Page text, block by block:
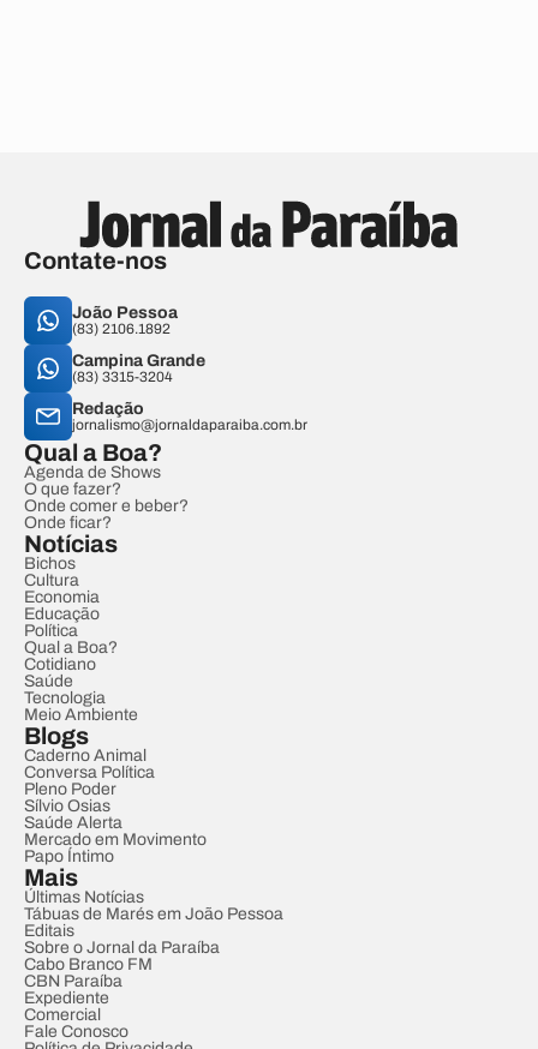
Contate-nos
João Pessoa
(83) 2106.1892
Campina Grande
(83) 3315-3204
Redação
jornalismo@jornaldaparaiba.com.br
Qual a Boa?
Agenda de Shows
O que fazer?
Onde comer e beber?
Onde ficar?
Notícias
Bichos
Cultura
Economia
Educação
Política
Qual a Boa?
Cotidiano
Saúde
Tecnologia
Meio Ambiente
Blogs
Caderno Animal
Conversa Política
Pleno Poder
Sílvio Osias
Saúde Alerta
Mercado em Movimento
Papo Íntimo
Mais
Últimas Notícias
Tábuas de Marés em João Pessoa
Editais
Sobre o Jornal da Paraíba
Cabo Branco FM
CBN Paraíba
Expediente
Comercial
Fale Conosco